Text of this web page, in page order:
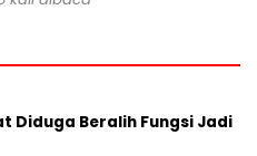
Diduga Beralih Fungsi Jadi